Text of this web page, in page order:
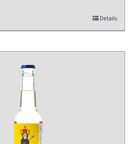
Details